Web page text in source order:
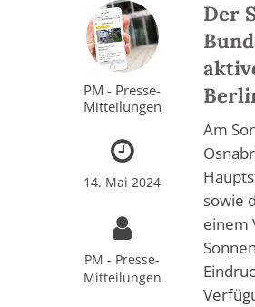
PM - Presse-
Mitteilungen
14. Mai 2024
PM - Presse-
Mitteilungen
Der
Am
sowie
einem